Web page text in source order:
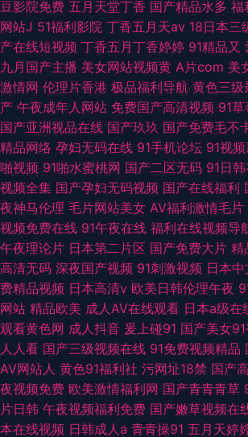
豆影院免费 五月天堂丁香 国产精品水多 福
网站J 51福利影院 丁香五月天av 18日本三
产在线短视频 丁香五月丁香婷婷 91精品又
九月国产主播 美女网站视频黄 A片com 美
激情网 伦理片香港 极品福利导航 黄色三级
产 午夜成年人网站 免费国产高清视频 91草
国产亚洲视品在线 国产玖玖 国产免费毛不
精品网络 孕妇无码在线 91手机论坛 91视
啪视频 91啪水蜜桃网 国产二区无码 91日
视频全集 国产孕妇无码视频 国产在线福利
夜神马伦理 毛片网站美女 AV福利激情毛片
视频免费在线 91午夜在线 福利在线视频导
午夜理论片 日本第二片区 国产免费大片 精
高清无码 深夜国产视频 91刺激视频 日本
费精品视频 日本高清v 欧美日韩伦理午夜
网站 精品欧美 成人AV在线观看 日本a级在
观看黄色网 成人抖音 爰上碰91 国产美女
人人看 国产三级视频在线 91免费视频精品
AV网站人 黄色91福利社 污网址18禁 国产
夜视频免费 欧美激情福利网 国产青青青草
片日韩 午夜视频福利免费 国产嫩草视频在
本在线视频 日韩成人a 青青操91 五月天婷